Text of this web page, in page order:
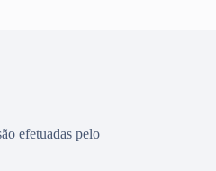
efetuadas pelo